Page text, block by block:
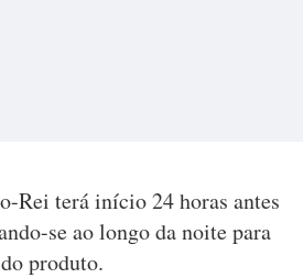
Rei terá início 24 horas antes
se ao longo da noite para
produto.